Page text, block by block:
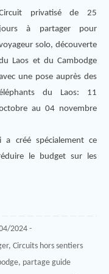
privatisé de 25
jours à partager pour
solo, découverte
Laos et du Cambodge
une pose auprès des
du Laos: 11
au 04 novembre
a créé spécialement ce
le budget sur les
2024 -
, Circuits hors sentiers
, partage guide